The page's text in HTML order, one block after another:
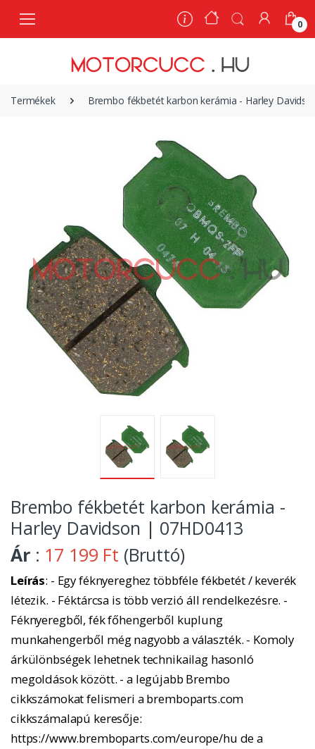
0
Termékek Brembo fékbetét karbon kerámia - Harley
Brembo fékbetét karbon kerámia -
Harley Davidson | 07HD0413
Ár : 17 199 Ft (Bruttó)
Leírás: - Egy féknyereghez többféle fékbetét / keverék
létezik. - Féktárcsa is több verzió áll rendelkezésre. -
Féknyeregből, fék főhengerből kuplung
munkahengerből még nagyobb a választék. - Komoly
árkülönbségek lehetnek technikailag hasonló
megoldások között. - a legújabb Brembo
cikkszámokat felismeri a bremboparts.com
cikkszámalapú keresője:
https://www.bremboparts.com/europe/hu de a
0